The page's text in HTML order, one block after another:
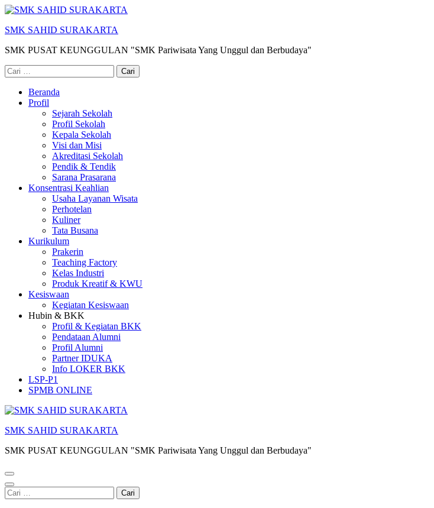
Lompat
konten
Enter)
SMK SAHID SURAKARTA
SMK PUSAT KEUNGGULAN "SMK Pariwisata Yang Unggul dan Berbudaya"
Cari
untuk:
Beranda
Profil
Sejarah Sekolah
Profil Sekolah
Kepala Sekolah
Visi dan Misi
Akreditasi Sekolah
Pendik & Tendik
Sarana Prasarana
Konsentrasi Keahlian
Usaha Layanan Wisata
Perhotelan
Kuliner
Tata Busana
Kurikulum
Prakerin
Teaching Factory
Kelas Industri
Produk Kreatif & KWU
Kesiswaan
Kegiatan Kesiswaan
Hubin & BKK
Profil & Kegiatan BKK
Pendataan Alumni
Profil Alumni
Partner IDUKA
Info LOKER BKK
LSP-P1
SPMB ONLINE
SMK SAHID SURAKARTA
SMK PUSAT KEUNGGULAN "SMK Pariwisata Yang Unggul dan Berbudaya"
Cari
untuk: